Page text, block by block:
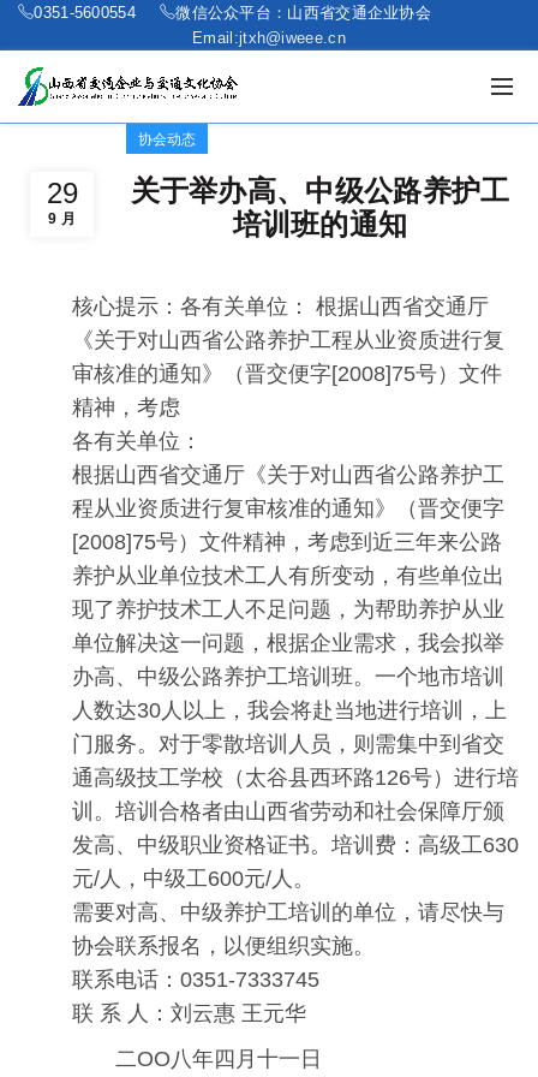
0351-5600554
微信公众平台：山西省交通企业协会
Email:jtxh@iweee.cn
29
9 月
协会动态
关于举办高、中级公路养护工
培训班的通知
核心提示：各有关单位： 根据山西省交通厅
《关于对山西省公路养护工程从业资质进行复
审核准的通知》（晋交便字[2008]75号）文件
精神，考虑
各有关单位：
根据山西省交通厅《关于对山西省公路养护工
程从业资质进行复审核准的通知》（晋交便字
[2008]75号）文件精神，考虑到近三年来公路
养护从业单位技术工人有所变动，有些单位出
现了养护技术工人不足问题，为帮助养护从业
单位解决这一问题，根据企业需求，我会拟举
办高、中级公路养护工培训班。一个地市培训
人数达30人以上，我会将赴当地进行培训，上
门服务。对于零散培训人员，则需集中到省交
通高级技工学校（太谷县西环路126号）进行培
训。培训合格者由山西省劳动和社会保障厅颁
发高、中级职业资格证书。培训费：高级工630
元/人，中级工600元/人。
需要对高、中级养护工培训的单位，请尽快与
协会联系报名，以便组织实施。
联系电话：0351-7333745
联 系 人：刘云惠 王元华
二OO八年四月十一日